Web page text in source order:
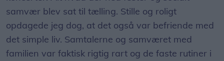
samvær blev sat til tælling. Stille og roligt
opdagede jeg dog, at det også var befriende med
det simple liv. Samtalerne og samværet med
familien var faktisk rigtig rart og de faste rutiner i